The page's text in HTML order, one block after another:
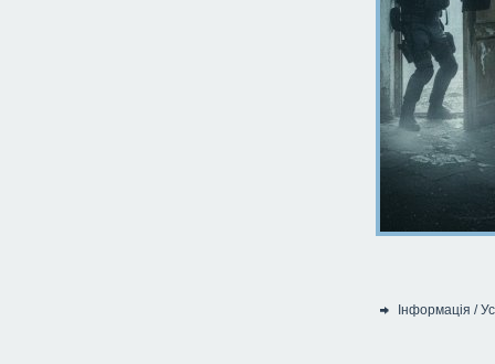
Категорія:
Інформація /